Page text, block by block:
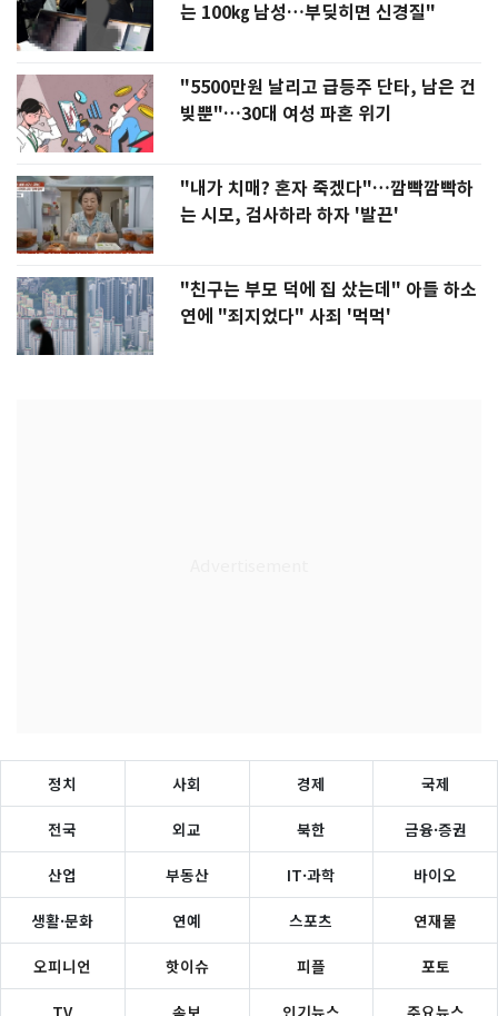
는 100㎏ 남성…부딪히면 신경질"
"5500만원 날리고 급등주 단타, 남은 건
빚뿐"…30대 여성 파혼 위기
"내가 치매? 혼자 죽겠다"…깜빡깜빡하
는 시모, 검사하라 하자 '발끈'
"친구는 부모 덕에 집 샀는데" 아들 하소
연에 "죄지었다" 사죄 '먹먹'
정치 사회 경제 국제
전국 외교 북한 금융·증권
산업 부동산 IT·과학 바이오
생활·문화 연예 스포츠 연재물
오피니언 핫이슈 피플 포토